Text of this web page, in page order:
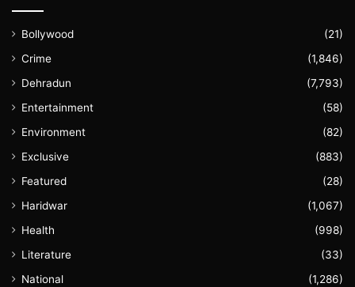
Bollywood
(21)
Crime
(1,846)
Dehradun
(7,793)
Entertainment
(58)
Environment
(82)
Exclusive
(883)
Featured
(28)
Haridwar
(1,067)
Health
(998)
Literature
(33)
National
(1,286)